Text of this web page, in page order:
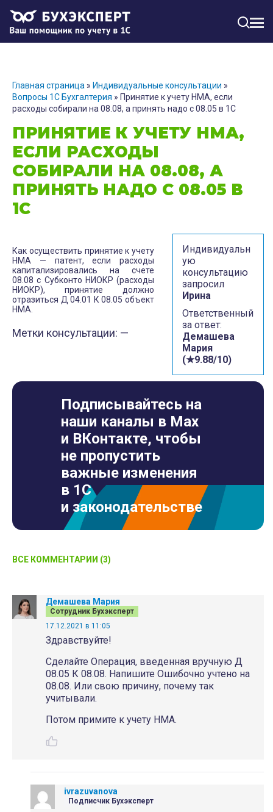
Главная страница » Индивидуальные консультации »
Вопросы 1С Бухгалтерия » Принятие к учету НМА, если
расходы собирали на 08.08, а принять надо с 08.05 в 1С
ПРИНЯТИЕ К УЧЕТУ НМА,
ЕСЛИ РАСХОДЫ
СОБИРАЛИ НА 08.08, А
ПРИНЯТЬ НАДО С 08.05 В
1С
Индивидуальн
ую
консультацию
запросил
Ирина
Ответственный
за ответ:
Демашева
Мария
(★9.88/10)
Как осуществить принятие к учету
НМА — патент, если расходы
капитализировались на счете
08.08 с Субконто НИОКР (расходы
НИОКР), принятие должно
отразиться Д 04.01 К 08.05 объект
НМА.
Метки консультации: —
Подписывайтесь на
наши каналы в Max
и ВКонтакте, чтобы
не пропустить
важные изменения
в 1С
и законодательстве
ВСЕ КОММЕНТАРИИ (3)
Демашева Мария
Сотрудник Бухэксперт
17.12.2021 в 11:05
Здравствуйте!
Сделайте Операция, введенная вручную Д
08.05 К 08.08. Напишите Ошибочно учтено на
08.08. Или свою причину, почему так
учитывали.
Потом примите к учету НМА.
ivrazuvanova
Подписчик Бухэксперт